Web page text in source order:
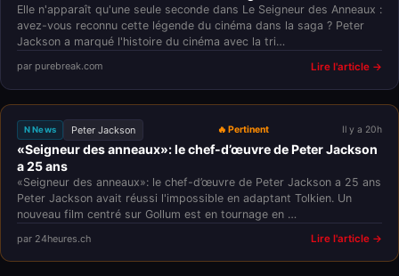
dans la saga ?
Elle n'apparaît qu'une seule seconde dans Le Seigneur des Anneaux :
avez-vous reconnu cette légende du cinéma dans la saga ? Peter
Jackson a marqué l'histoire du cinéma avec la tri…
par purebreak.com Lire l'article →
N News Peter Jackson 🔥 Pertinent Il y a 20h
«Seigneur des anneaux»: le chef-d’œuvre de Peter Jackson
a 25 ans
«Seigneur des anneaux»: le chef-d’œuvre de Peter Jackson a 25 ans
Peter Jackson avait réussi l'impossible en adaptant Tolkien. Un
nouveau film centré sur Gollum est en tournage en …
par 24heures.ch Lire l'article →